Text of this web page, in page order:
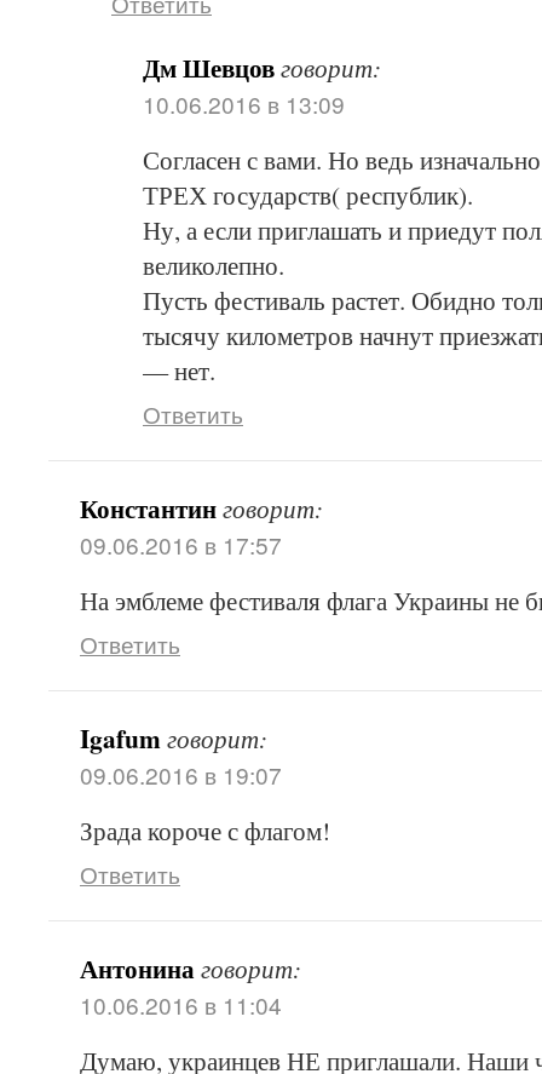
Дм Шевцовговорит:
10.06.2016 в 13:09
Согласен с вами. Но ведь
ТРЕХ государств( республик).
Ну, а если приглашать и приедут
великолепно.
Пусть фестиваль растет. Обидно
тысячу километров начнут
— нет.
Ответить
Константинговорит:
09.06.2016 в 17:57
На эмблеме фестиваля флага Украины не
Ответить
Igafumговорит:
09.06.2016 в 19:07
Зрада короче с флагом!
Ответить
Антонинаговорит:
10.06.2016 в 11:04
Думаю, украинцев НЕ приглашали. Наши